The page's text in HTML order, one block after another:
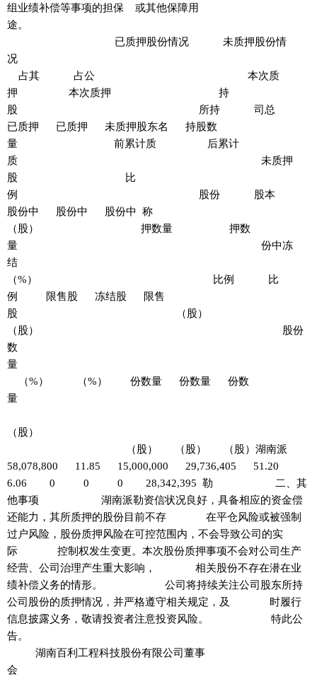
组业绩补偿等事项的担保 或其他保障用
途。
已质押股份情况 未质押股份情
况
占其 占公 本次质
押 本次质押 持
股 所持 司总
已质押 已质押 未质押股东名 持股数
量 前累计质 后累计
质 未质押
股 比
例 股份 股本
股份中 股份中 股份中 称
（股） 押数量 押数
量 份中冻
结
（%） 比例 比
例 限售股 冻结股 限售
股 （股）
（股） 股份
数
量
（%） （%） 份数量 份数量 份数
量
（股）
（股） （股） （股）湖南派
58,078,800 11.85 15,000,000 29,736,405 51.20
6.06 0 0 0 28,342,395 勒 二、其
他事项 湖南派勒资信状况良好，具备相应的资金偿
还能力，其所质押的股份目前不存 在平仓风险或被强制
过户风险，股份质押风险在可控范围内，不会导致公司的实
际 控制权发生变更。本次股份质押事项不会对公司生产
经营、公司治理产生重大影响， 相关股份不存在潜在业
绩补偿义务的情形。 公司将持续关注公司股东所持
公司股份的质押情况，并严格遵守相关规定，及 时履行
信息披露义务，敬请投资者注意投资风险。 特此公
告。
湖南百利工程科技股份有限公司董事
会